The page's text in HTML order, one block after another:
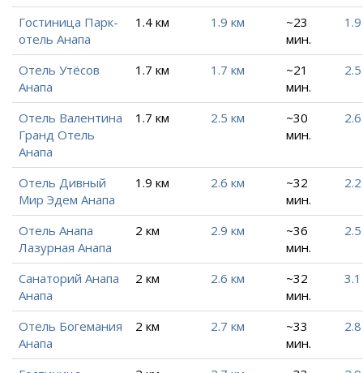
Гостиница Парк-
отель Анапа
1.4 км 1.9 км
~23
мин.
Отель Утёсов
Анапа
1.7 км 1.7 км
~21
мин.
Отель Валентина
Гранд Отель
Анапа
1.7 км 2.5 км
~30
мин.
Отель Дивный
Мир Эдем Анапа
1.9 км 2.6 км
~32
мин.
Отель Анапа
Лазурная Анапа
2 км 2.9 км
~36
мин.
Санаторий Анапа
Анапа
2 км 2.6 км
~32
мин.
Отель Богемания
Анапа
2 км 2.7 км
~33
мин.